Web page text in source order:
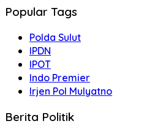
Popular Tags
Polda Sulut
IPDN
IPOT
Indo Premier
Irjen Pol Mulyatno
Berita Politik